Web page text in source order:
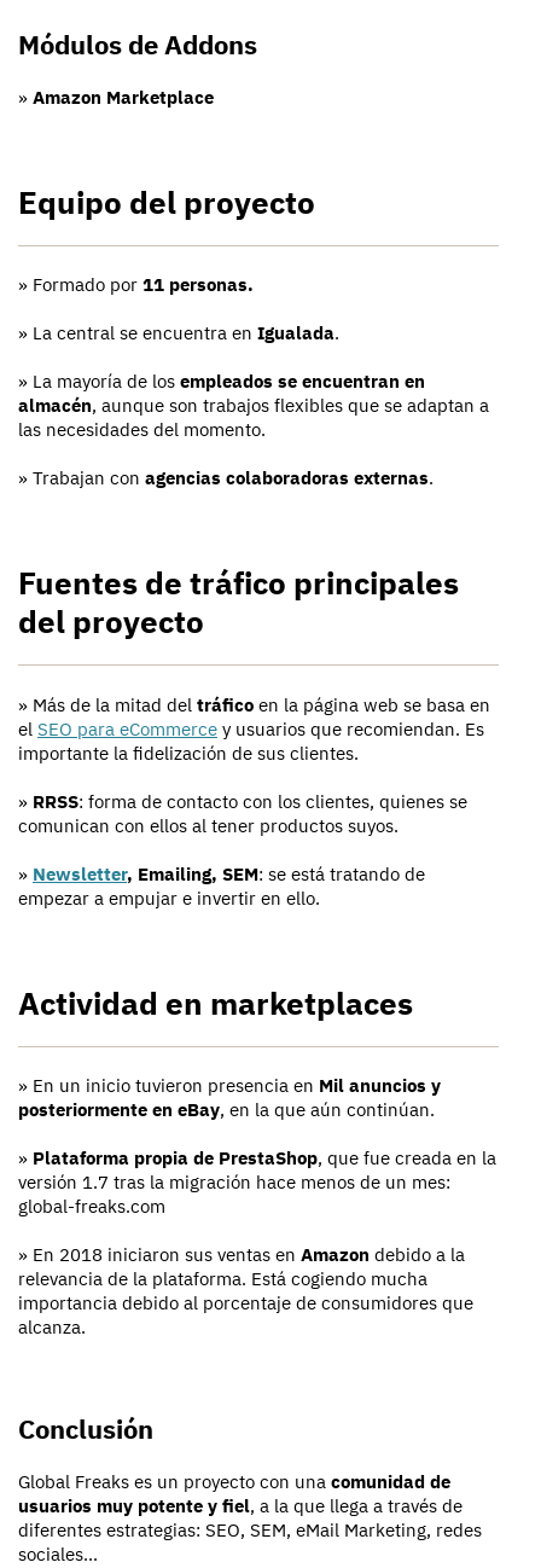
Módulos de Addons
» Amazon Marketplace
Equipo del proyecto
» Formado por 11 personas.
» La central se encuentra en Igualada.
» La mayoría de los empleados se encuentran en
almacén, aunque son trabajos flexibles que se adaptan a
las necesidades del momento.
» Trabajan con agencias colaboradoras externas.
Fuentes de tráfico principales
del proyecto
» Más de la mitad del tráfico en la página web se basa en
el SEO para eCommerce y usuarios que recomiendan. Es
importante la fidelización de sus clientes.
» RRSS: forma de contacto con los clientes, quienes se
comunican con ellos al tener productos suyos.
» Newsletter, Emailing, SEM: se está tratando de
empezar a empujar e invertir en ello.
Actividad en marketplaces
» En un inicio tuvieron presencia en Mil anuncios y
posteriormente en eBay, en la que aún continúan.
» Plataforma propia de PrestaShop, que fue creada en la
versión 1.7 tras la migración hace menos de un mes:
global-freaks.com
» En 2018 iniciaron sus ventas en Amazon debido a la
relevancia de la plataforma. Está cogiendo mucha
importancia debido al porcentaje de consumidores que
alcanza.
Conclusión
Global Freaks es un proyecto con una comunidad de
usuarios muy potente y fiel, a la que llega a través de
diferentes estrategias: SEO, SEM, eMail Marketing, redes
sociales...